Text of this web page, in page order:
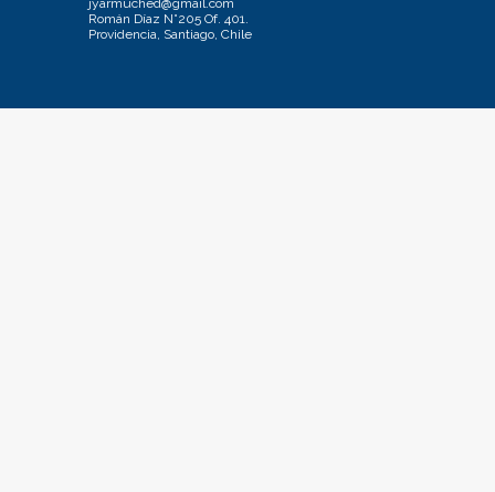
jyarmuched@gmail.com
Román Díaz N°205 Of. 401.
Providencia, Santiago, Chile